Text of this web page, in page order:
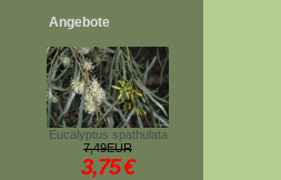
Angebote
Eucalyptus spathulata
7,49EUR
3,75€